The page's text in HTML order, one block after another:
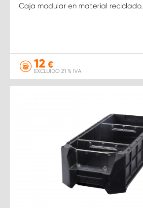
Caja modular en material reciclado.
12 €
EXCLUIDO 21 % IVA